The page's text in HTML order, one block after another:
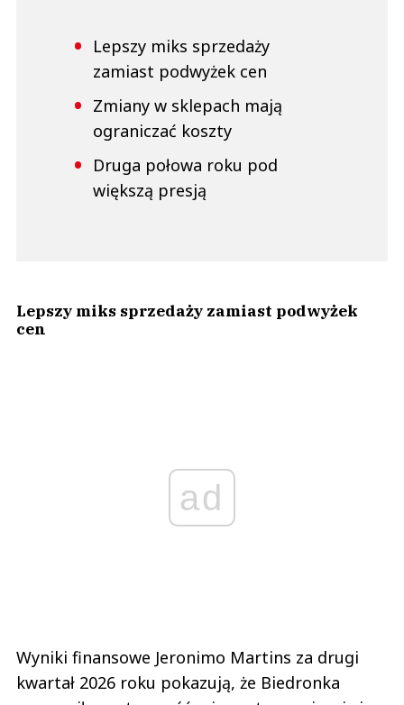
Lepszy miks sprzedaży
zamiast podwyżek cen
Zmiany w sklepach mają
ograniczać koszty
Druga połowa roku pod
większą presją
Lepszy miks sprzedaży zamiast podwyżek
cen
ad
Wyniki finansowe Jeronimo Martins za drugi
kwartał 2026 roku pokazują, że Biedronka